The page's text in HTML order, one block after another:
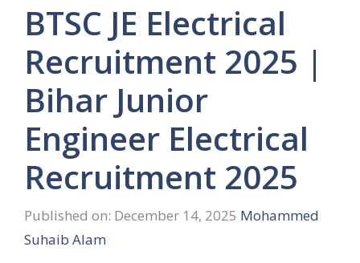
BTSC JE Electrical
Recruitment 2025 |
Bihar Junior
Engineer Electrical
Recruitment 2025
Published on: December 14, 2025 Mohammed
Suhaib Alam